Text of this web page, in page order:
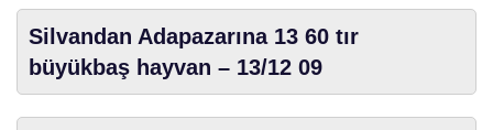
Silvandan Adapazarına 13 60 tır
büyükbaş hayvan – 13/12 09